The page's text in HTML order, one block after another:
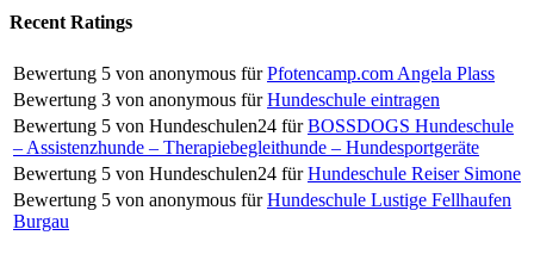
Recent Ratings
Bewertung 5 von anonymous für Pfotencamp.com Angela Plass
Bewertung 3 von anonymous für Hundeschule eintragen
Bewertung 5 von Hundeschulen24 für BOSSDOGS Hundeschule
– Assistenzhunde – Therapiebegleithunde – Hundesportgeräte
Bewertung 5 von Hundeschulen24 für Hundeschule Reiser Simone
Bewertung 5 von anonymous für Hundeschule Lustige Fellhaufen
Burgau